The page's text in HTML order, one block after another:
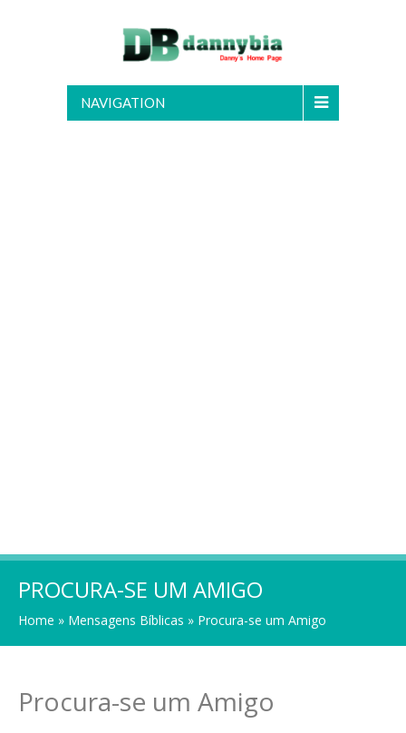
NAVIGATION
PROCURA-SE UM AMIGO
Home » Mensagens Bíblicas » Procura-se um Amigo
Procura-se um Amigo